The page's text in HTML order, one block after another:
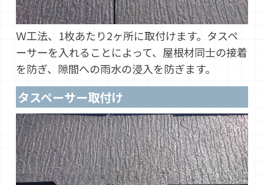
Ｗ工法、1枚あたり2ヶ所に取付けます。タスペ
ーサーを入れることによって、屋根材同士の接着
を防ぎ、隙間への雨水の浸入を防ぎます。
タスペーサー取付け